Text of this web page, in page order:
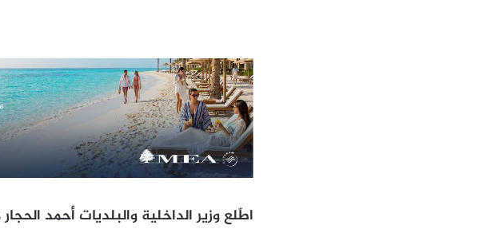
اطّلع وزير الداخلية والبلديات أحمد